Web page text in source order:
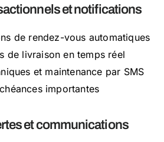
et notifications
de rendez-vous automatiques
de livraison en temps réel
et maintenance par SMS
importantes
et communications